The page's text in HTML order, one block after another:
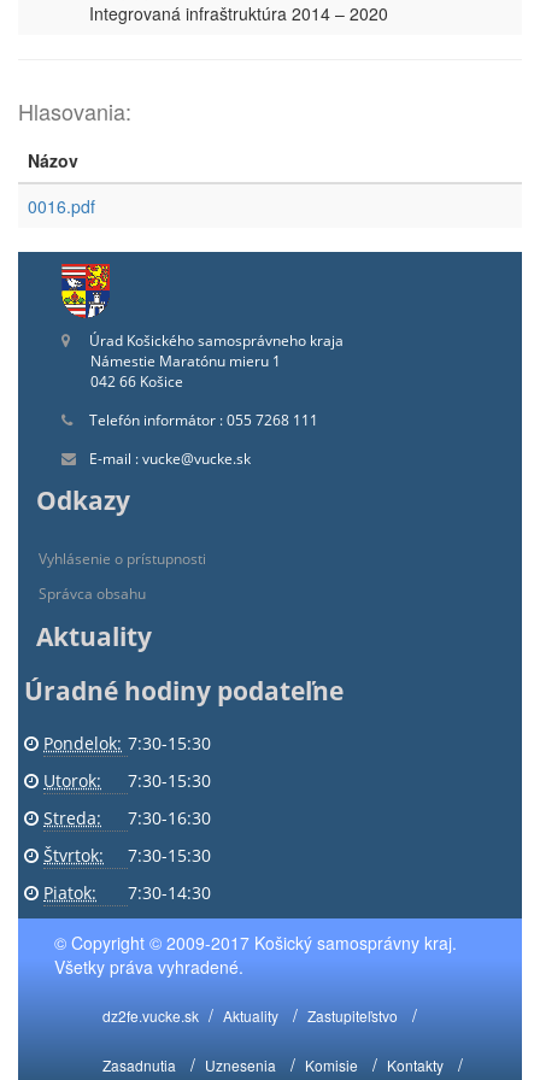
Integrovaná infraštruktúra 2014 – 2020
Hlasovania:
Názov
0016.pdf
Úrad Košického samosprávneho kraja
Námestie Maratónu mieru 1
042 66 Košice
Telefón informátor : 055 7268 111
E-mail : vucke@vucke.sk
Odkazy
Vyhlásenie o prístupnosti
Správca obsahu
Aktuality
Úradné hodiny podateľne
Pondelok: 7:30-15:30
Utorok:
7:30-15:30
Streda:
7:30-16:30
Štvrtok:
7:30-15:30
Piatok:
7:30-14:30
© Copyright © 2009-2017 Košický samosprávny kraj.
Všetky práva vyhradené.
dz2fe.vucke.sk Aktuality Zastupiteľstvo
Zasadnutia Uznesenia Komisie Kontakty